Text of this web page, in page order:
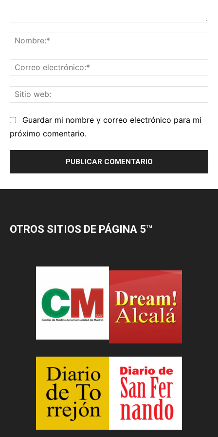
OTROS SITIOS DE PÁGINA 5™